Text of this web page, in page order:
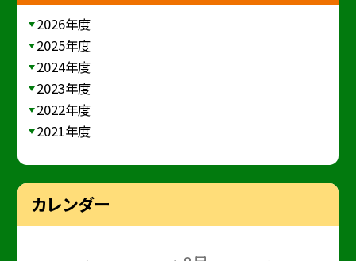
2026年度
2025年度
2024年度
2023年度
2022年度
2021年度
カレンダー